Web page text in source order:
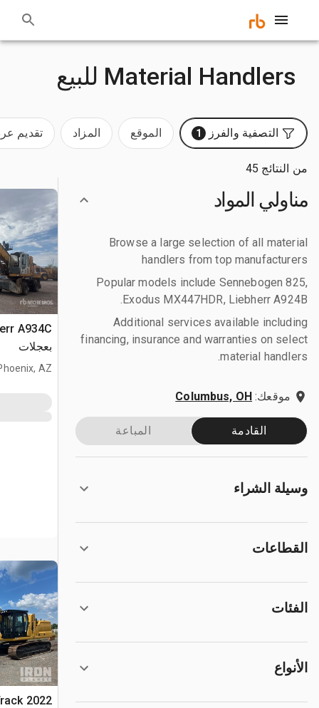
Material Handlers للبيع
التصفية والفرز 1 الموقع المزاد تقديم
من النتائج 45
مناولي المواد
Browse a large selection of all material
handlers from top manufacturers
Popular models include Sennebogen 825,
Exodus MX447HDR, Liebherr A924B.
Additional services available including
financing, insurance and warranties on select
material handlers.
موقعك: Columbus, OH
القادمة المباعة
وسيلة الشراء
القطاعات
الفئات
الأنواع
بعجلات
AZ